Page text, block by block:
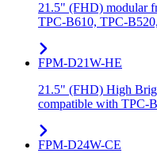
21.5" (FHD) modular
TPC-B610, TPC-
FPM-D21W-HE
21.5" (FHD) High
compatible with TPC-
FPM-D24W-CE